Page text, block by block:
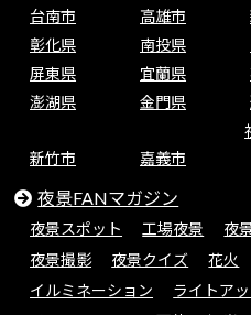
台南市
高雄市
彰化県
南投県
屏東県
宜蘭県
澎湖県
金門県
新竹市 嘉義市
夜景FANマガジン
夜景スポット 工場夜景 夜
夜景撮影
夜景クイズ 花火
イルミネーション
ライトア